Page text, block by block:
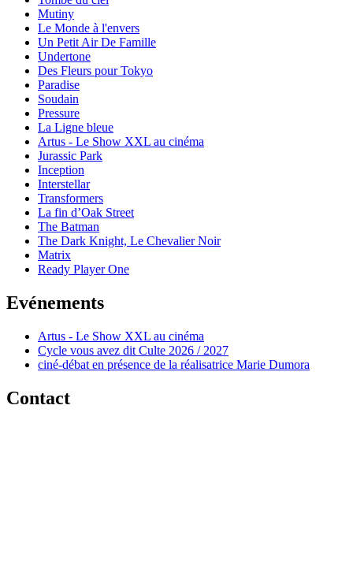
Mutiny
Le Monde à l'envers
Un Petit Air De Famille
Undertone
Des Fleurs pour Tokyo
Paradise
Soudain
Pressure
La Ligne bleue
Artus - Le Show XXL au cinéma
Jurassic Park
Inception
Interstellar
Transformers
La fin d’Oak Street
The Batman
The Dark Knight, Le Chevalier Noir
Matrix
Ready Player One
Evénements
Artus - Le Show XXL au cinéma
Cycle vous avez dit Culte 2026 / 2027
ciné-débat en présence de la réalisatrice Marie Dumora
Contact